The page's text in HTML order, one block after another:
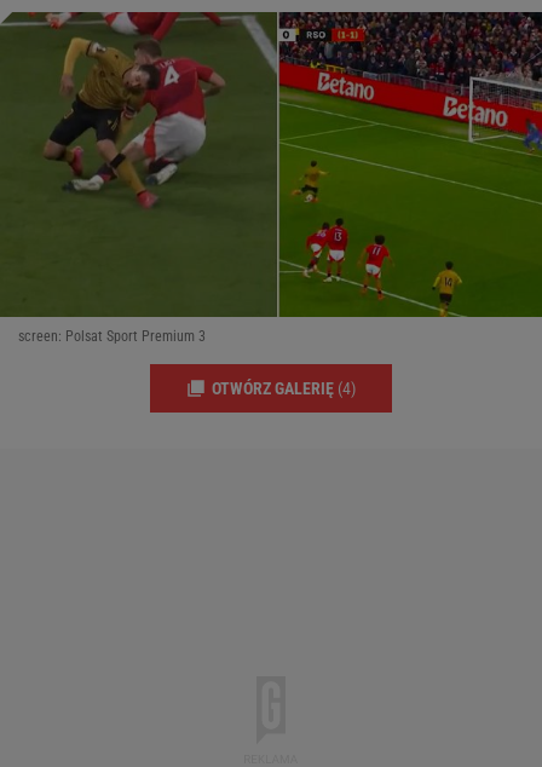
screen: Polsat Sport Premium 3
OTWÓRZ GALERIĘ (4)